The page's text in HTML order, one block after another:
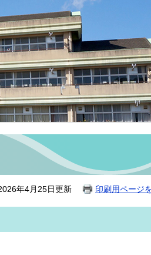
年4月25日更新 印刷用ページ